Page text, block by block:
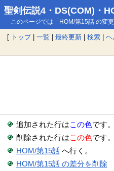
聖剣伝説4・DS(COM)・
このページでは「HOM/第15話 の変
[ トップ| 一覧 | 最終更新 | 検索 | ヘ
追加された行はこの色です。
削除された行はこの色です。
HOM/第15話へ行く。
HOM/第15話 の差分を削除